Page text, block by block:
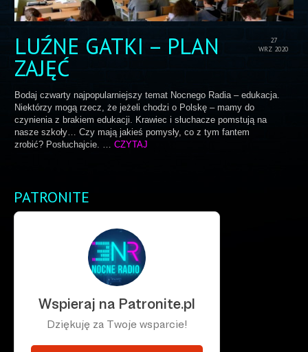
LOGOWANIE
27
WRZ 2020
LUŹNE GATKI – PLAN
ZAJĘĆ
Bodaj czwarty najpopularniejszy temat Nocnego Radia – edukacja.
Niektórzy mogą rzecz, że jeżeli chodzi o Polskę – mamy do
czynienia z brakiem edukacji. Krawiec i słuchacze pomstują na
nasze szkoły… Czy mają jakieś pomysły, co z tym fantem
zrobić? Posłuchajcie. … CZYTAJ
PATRONITE